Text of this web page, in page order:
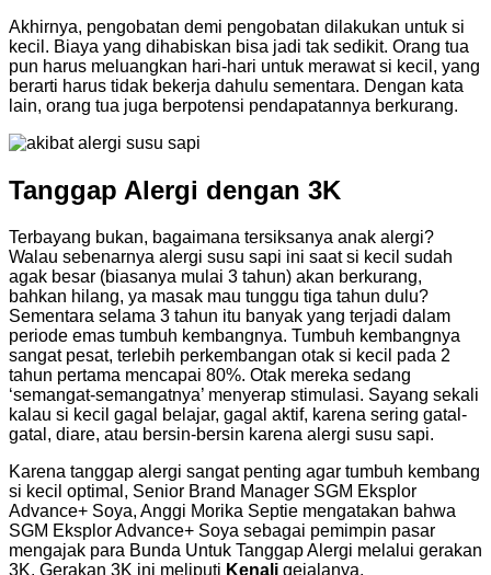
Akhirnya, pengobatan demi pengobatan dilakukan untuk si
kecil. Biaya yang dihabiskan bisa jadi tak sedikit. Orang tua
pun harus meluangkan hari-hari untuk merawat si kecil, yang
berarti harus tidak bekerja dahulu sementara. Dengan kata
lain, orang tua juga berpotensi pendapatannya berkurang.
Tanggap Alergi dengan 3K
Terbayang bukan, bagaimana tersiksanya anak alergi?
Walau sebenarnya alergi susu sapi ini saat si kecil sudah
agak besar (biasanya mulai 3 tahun) akan berkurang,
bahkan hilang, ya masak mau tunggu tiga tahun dulu?
Sementara selama 3 tahun itu banyak yang terjadi dalam
periode emas tumbuh kembangnya. Tumbuh kembangnya
sangat pesat, terlebih perkembangan otak si kecil pada 2
tahun pertama mencapai 80%. Otak mereka sedang
‘semangat-semangatnya’ menyerap stimulasi. Sayang sekali
kalau si kecil gagal belajar, gagal aktif, karena sering gatal-
gatal, diare, atau bersin-bersin karena alergi susu sapi.
Karena tanggap alergi sangat penting agar tumbuh kembang
si kecil optimal, Senior Brand Manager SGM Eksplor
Advance+ Soya, Anggi Morika Septie mengatakan bahwa
SGM Eksplor Advance+ Soya sebagai pemimpin pasar
mengajak para Bunda Untuk Tanggap Alergi melalui gerakan
3K. Gerakan 3K ini meliputi Kenali gejalanya,